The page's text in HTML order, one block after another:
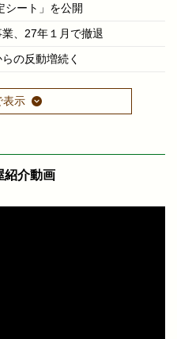
ート」を公開
、27年１月で撤退
の反動増続く
表示
紹介動画